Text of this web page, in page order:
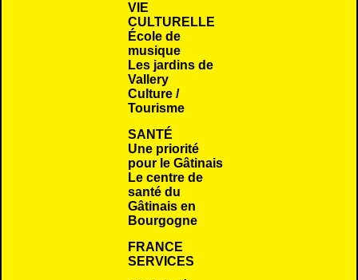
VIE
CULTURELLE
École de
musique
Les jardins de
Vallery
Culture /
Tourisme
SANTÉ
Une priorité
pour le Gâtinais
Le centre de
santé du
Gâtinais en
Bourgogne
FRANCE
SERVICES